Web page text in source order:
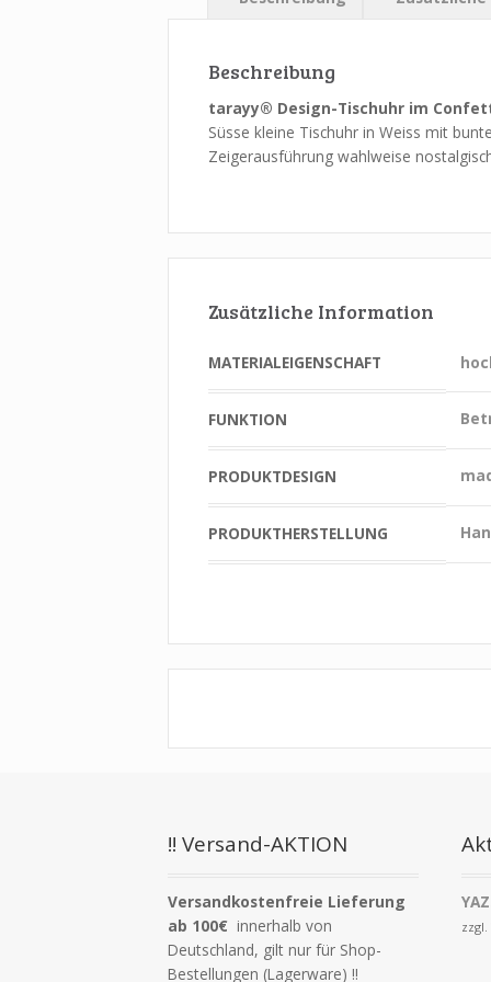
Beschreibung
tarayy® Design-Tischuhr im
Süsse kleine Tischuhr in Weiss mit
Zeigerausführung wahlweise
Zusätzliche Information
MATERIALEIGENSCHAFT
FUNKTION
PRODUKTDESIGN
PRODUKTHERSTELLUNG
!! Versand-AKTION
Versandkostenfreie Lieferung
ab 100€ innerhalb von
Deutschland, gilt nur für Shop-
Bestellungen (Lagerware) !!
zzgl.